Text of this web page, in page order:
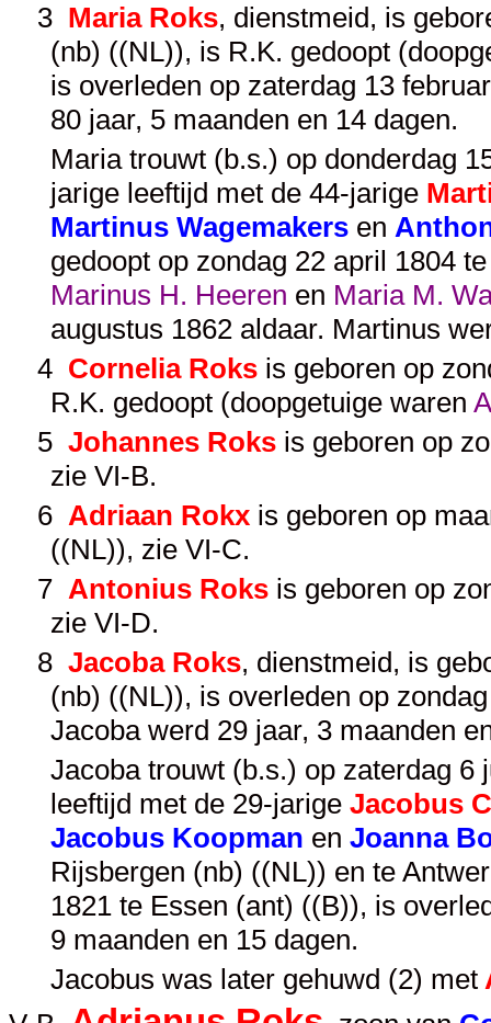
3 Maria Roks, dienstmeid, is
(nb) ((NL)), is R.K. gedoopt
is overleden op zaterdag 13
80 jaar, 5 maanden en 14 dagen.
Maria trouwt (b.s.) op donderdag
jarige leeftijd met de 44-jarige
Martinus Wagemakers en
gedoopt op zondag 22 april 1804
Marinus H. Heeren en Maria M.
augustus 1862 aldaar. Martinus
4 Cornelia Roksis geboren op
R.K. gedoopt (doopgetuige waren
5 Johannes Roksis geboren op
zieVI-B.
6 Adriaan Rokxis geboren op
((NL)), zieVI-C.
7 Antonius Roksis geboren op
zieVI-D.
8 Jacoba Roks, dienstmeid, is
(nb) ((NL)), is overleden op
Jacoba werd 29 jaar, 3 maanden
Jacoba trouwt (b.s.) op zaterdag
leeftijd met de 29-jarigeJacobus
Jacobus Koopman enJoanna
Rijsbergen (nb) ((NL)) en te
1821 te Essen (ant) ((B)), is
9 maanden en 15 dagen.
Jacobus was later gehuwd (2) met